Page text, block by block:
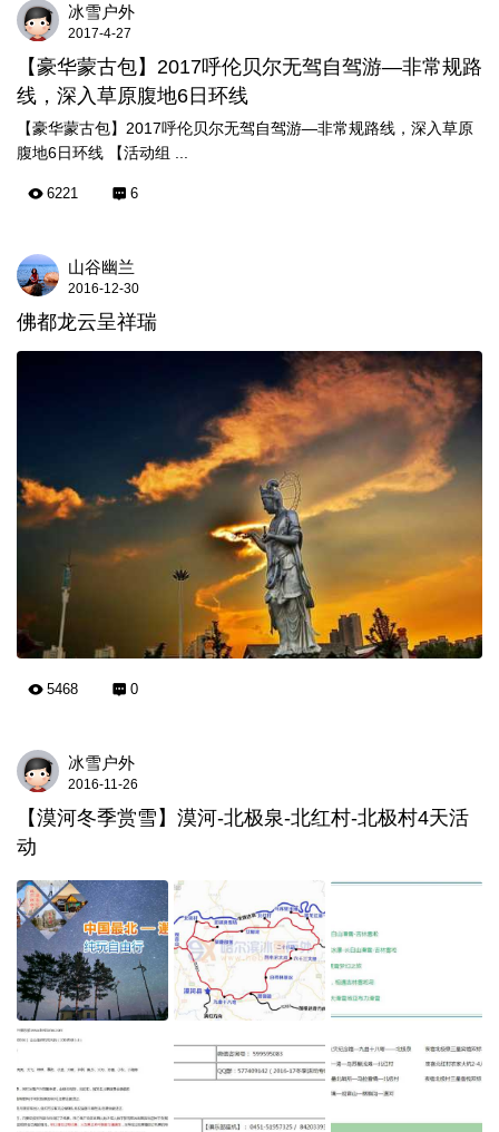
冰雪户外
2017-4-27
【豪华蒙古包】2017呼伦贝尔无驾自驾游—非常规路
线，深入草原腹地6日环线
【豪华蒙古包】2017呼伦贝尔无驾自驾游—非常规路线，深入草原
腹地6日环线 【活动组 ...
6221 6
山谷幽兰
2016-12-30
佛都龙云呈祥瑞
5468 0
冰雪户外
2016-11-26
【漠河冬季赏雪】漠河-北极泉-北红村-北极村4天活
动